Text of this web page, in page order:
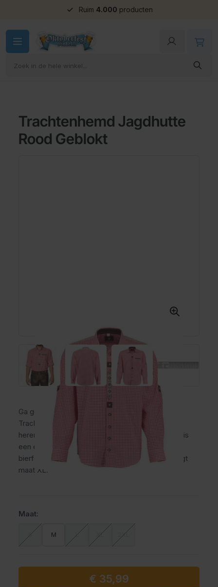
Groepskorting
Trachtenhemd Jagdhutte
Rood Geblokt
Ga goed gekleed naar het Oktoberfest met het
Trachtenhemd Jagdhutte rood! Dit stijlvolle
herenoverhemd met klassieke ruit en luxe details is
een echte blikvanger tijdens elk Oktoberfest of
bierfeest. Het model op de foto is 1,90m en draagt
maat XL.
Maat:
S M L XL 2XL
Vanaf:
€ 35,99